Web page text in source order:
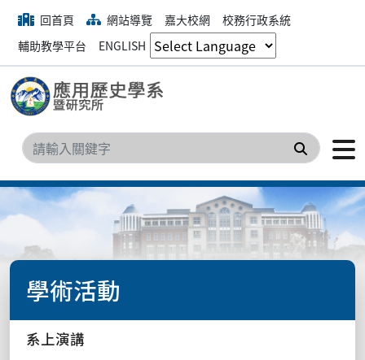
回首頁 網站導覽 嘉大校網
校務行政系統
輔助教學平台
ENGLISH
搜尋
學術活動
系上演講